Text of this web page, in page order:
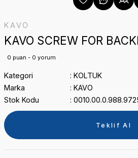
KAVO
KAVO SCREW FOR
0 puan - 0 yorum
Kategori
KOLTUK
Marka
KAVO
Stok Kodu
Teklif Al